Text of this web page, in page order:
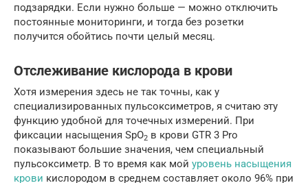
подзарядки. Если нужно больше — можно отключить
постоянные мониторинги, и тогда без розетки
получится обойтись почти целый месяц.
Отслеживание кислорода в крови
Хотя измерения здесь не так точны, как у
специализированных пульсоксиметров, я считаю эту
функцию удобной для точечных измерений. При
фиксации насыщения SpO2 в крови GTR 3 Pro
показывают большие значения, чем специальный
пульсоксиметр. В то время как мой уровень насыщения
крови кислородом в среднем составляет около 96% при